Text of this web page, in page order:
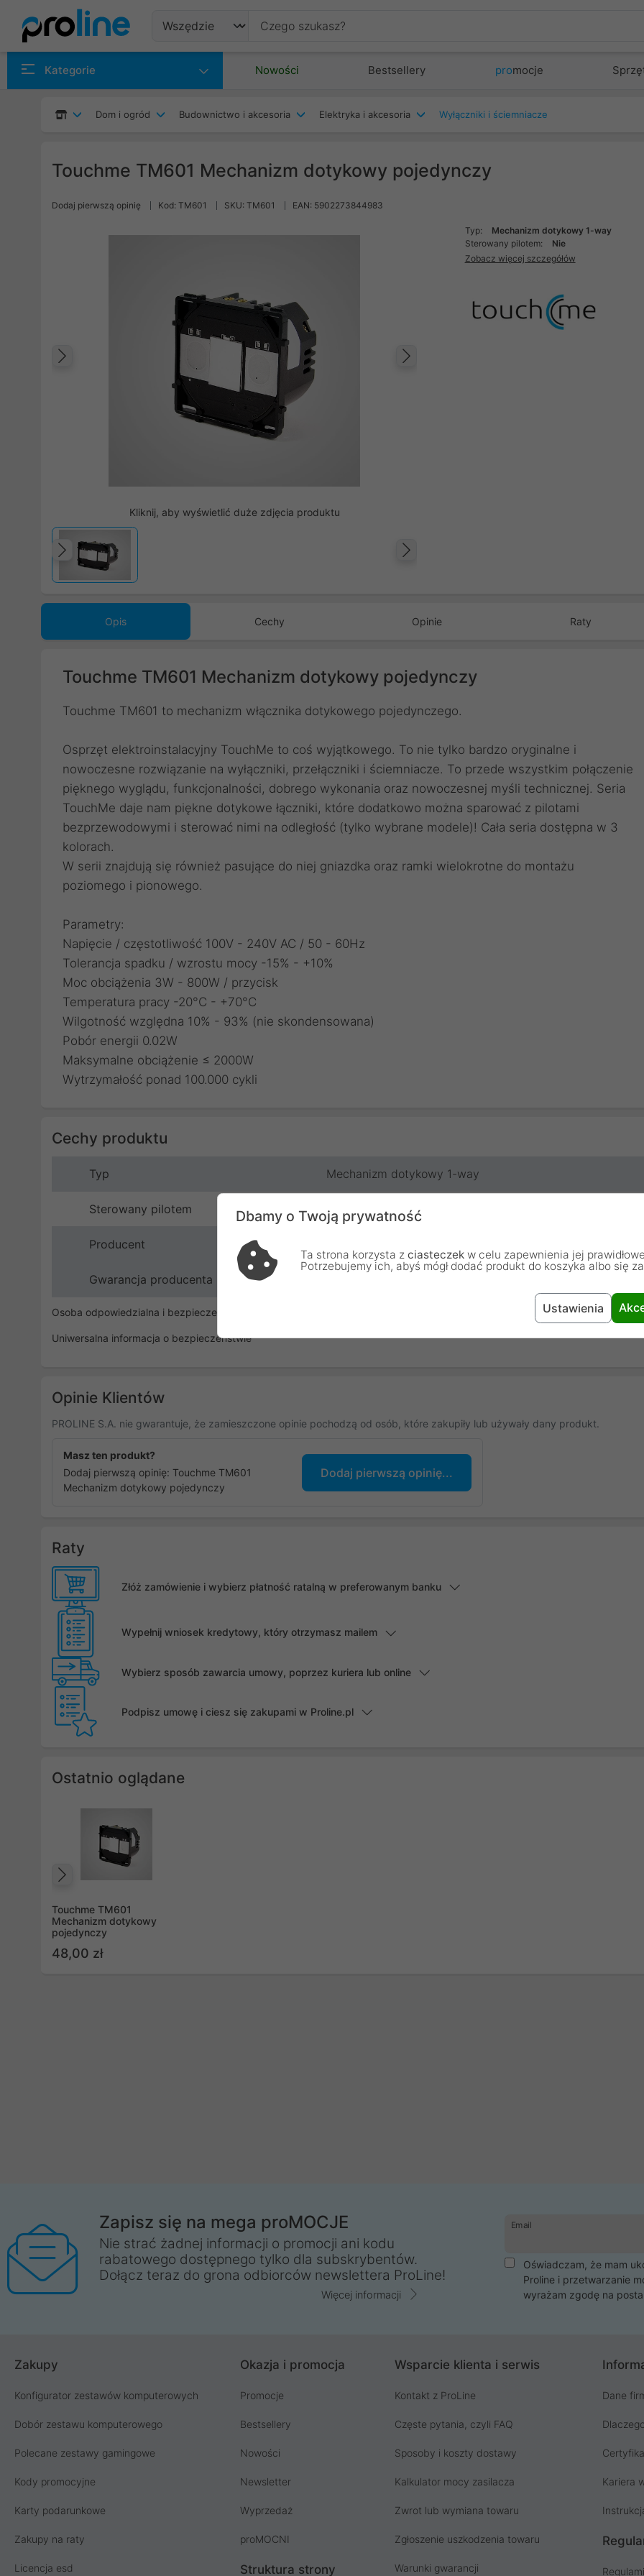
Kategorie Nowości Bestsellery promocje
Dom i ogród Budownictwo i akcesoria Elektryka i akcesoria Wyłączniki i ściemniacze
Touchme TM601 Mechanizm dotykowy pojedynczy
Dodaj pierwszą opinię Kod: TM601 SKU: TM601 EAN: 5902273844983
Kliknij, aby wyświetlić duże zdjęcia produktu
Poprzedni
Typ:
Mechanizm dotykowy 1-way
Sterowany pilotem:
Nie
Zobacz więcej szczegółów
Opis Cechy Opinie Raty
Touchme TM601 Mechanizm dotykowy pojedynczy
Touchme TM601 to mechanizm włącznika dotykowego pojedynczego.
Osprzęt elektroinstalacyjny TouchMe to coś wyjątkowego. To nie tylko bardzo oryginalne i
nowoczesne rozwiązanie na wyłączniki, przełączniki i ściemniacze. To przede wszystkim połączenie
pięknego wyglądu, funkcjonalności, dobrego wykonania oraz nowoczesnej myśli technicznej. Seria
TouchMe daje nam piękne dotykowe łączniki, które dodatkowo można sparować z pilotami
bezprzewodowymi i sterować nimi na odległość (tylko wybrane modele)! Cała seria dostępna w 3
kolorach.
W serii znajdują się również pasujące do niej gniazdka oraz ramki wielokrotne do montażu
poziomego i pionowego.
Parametry:
Napięcie / częstotliwość 100V - 240V AC / 50 - 60Hz
Tolerancja spadku / wzrostu mocy -15% - +10%
Moc obciążenia 3W - 800W / przycisk
Temperatura pracy -20°C - +70°C
Wilgotność względna 10% - 93% (nie skondensowana)
Pobór energii 0.02W
Maksymalne obciążenie ≤ 2000W
Wytrzymałość ponad 100.000 cykli
Cechy produktu
Typ Mechanizm dotykowy 1-way
Sterowany pilotem Nie
Producent
Gwarancja producenta
Osoba odpowiedzialna i bezpieczeństwo
Uniwersalna informacja o bezpieczeństwie
Opinie Klientów
PROLINE S.A. nie gwarantuje, że zamieszczone opinie pochodzą od osób, które zakupiły lub używały dany produkt.
Masz ten produkt?
Dodaj pierwszą opinię: Touchme TM601
Mechanizm dotykowy pojedynczy
Dodaj pierwszą opinię...
Raty
Złóż zamówienie i wybierz płatność ratalną w preferowanym banku
Wypełnij wniosek kredytowy, który otrzymasz mailem
Wybierz sposób zawarcia umowy, poprzez kuriera lub online
Podpisz umowę i ciesz się zakupami w Proline.pl
Ostatnio oglądane
Touchme TM601
Mechanizm dotykowy
pojedynczy
48,00 zł
Zapisz się na mega proMOCJE
Nie strać żadnej informacji o promocji ani kodu
rabatowego dostępnego tylko dla subskrybentów.
Dołącz teraz do grona odbiorców newslettera ProLine!
Więcej informacji
Email
Oświadczam, że mam
Proline i przetwarzanie
wyrażam zgodę na
Zakupy
Konfigurator zestawów komputerowych
Dobór zestawu komputerowego
Polecane zestawy gamingowe
Kody promocyjne
Karty podarunkowe
Zakupy na raty
Licencja esd
Okazja i promocja
Promocje
Bestsellery
Nowości
Newsletter
Wyprzedaż
proMOCNI
Struktura strony
Wsparcie klienta i serwis
Kontakt z ProLine
Częste pytania, czyli FAQ
Sposoby i koszty dostawy
Kalkulator mocy zasilacza
Zwrot lub wymiana towaru
Zgłoszenie uszkodzenia towaru
Warunki gwarancji
Dane
Kariera
Dbamy o Twoją prywatność
Ta strona korzysta z ciasteczek w celu zapewnienia jej
Potrzebujemy ich, abyś mógł dodać produkt do koszyka albo się
Ustawienia